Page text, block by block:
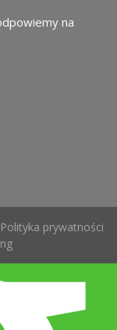
na
Polityka prywatności